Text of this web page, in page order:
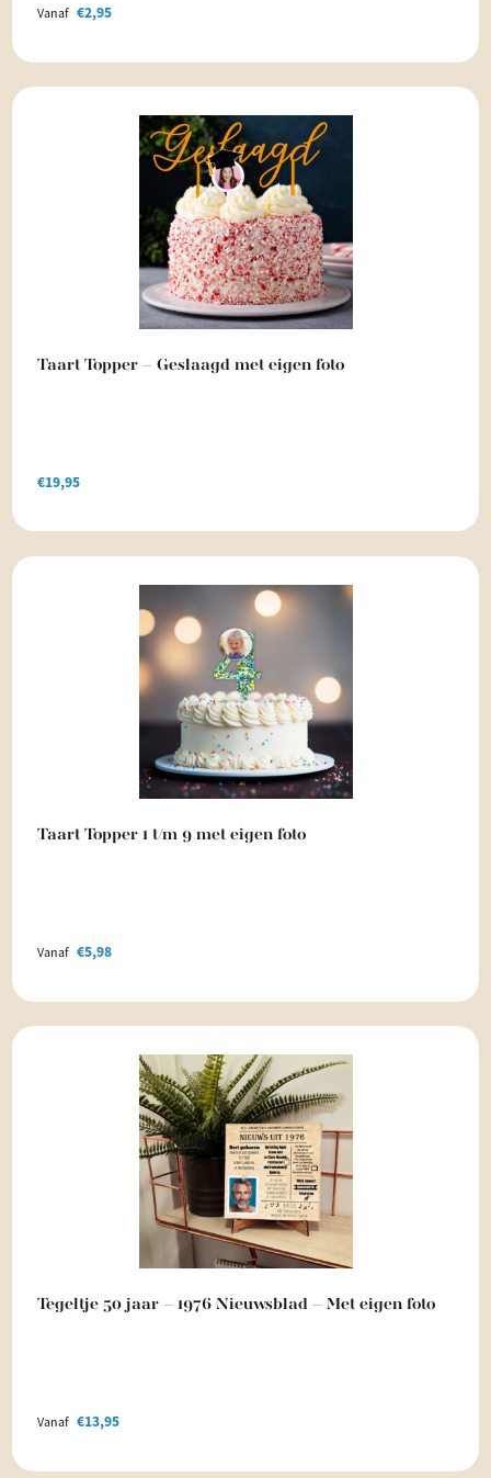
Vanaf €2,95
Taart Topper – Geslaagd met eigen foto
€19,95
Taart Topper 1 t/m 9 met eigen foto
Vanaf €5,98
Tegeltje 50 jaar – 1976 Nieuwsblad – Met eigen foto
Vanaf €13,95